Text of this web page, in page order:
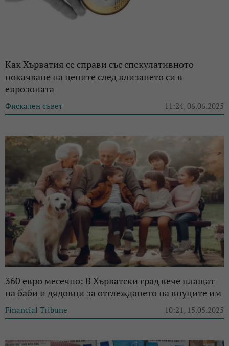
Как Хърватия се справи със спекулативното
покачване на цените след влизането си в
еврозоната
Фискален съвет 11:24, 06.06.2025
360 евро месечно: В Хърватски град вече плащат
на баби и дядовци за отглеждането на внуците им
Financial Tribune 10:21, 15.05.2025